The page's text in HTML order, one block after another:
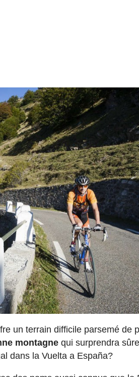
un terrain difficile parsemé de
montagne qui surprendra
dans la Vuelta a España?